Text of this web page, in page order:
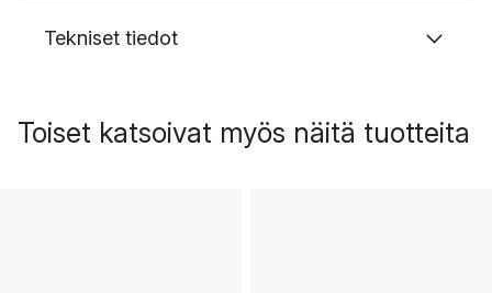
Tekniset tiedot
Toiset katsoivat myös näitä tuotteita